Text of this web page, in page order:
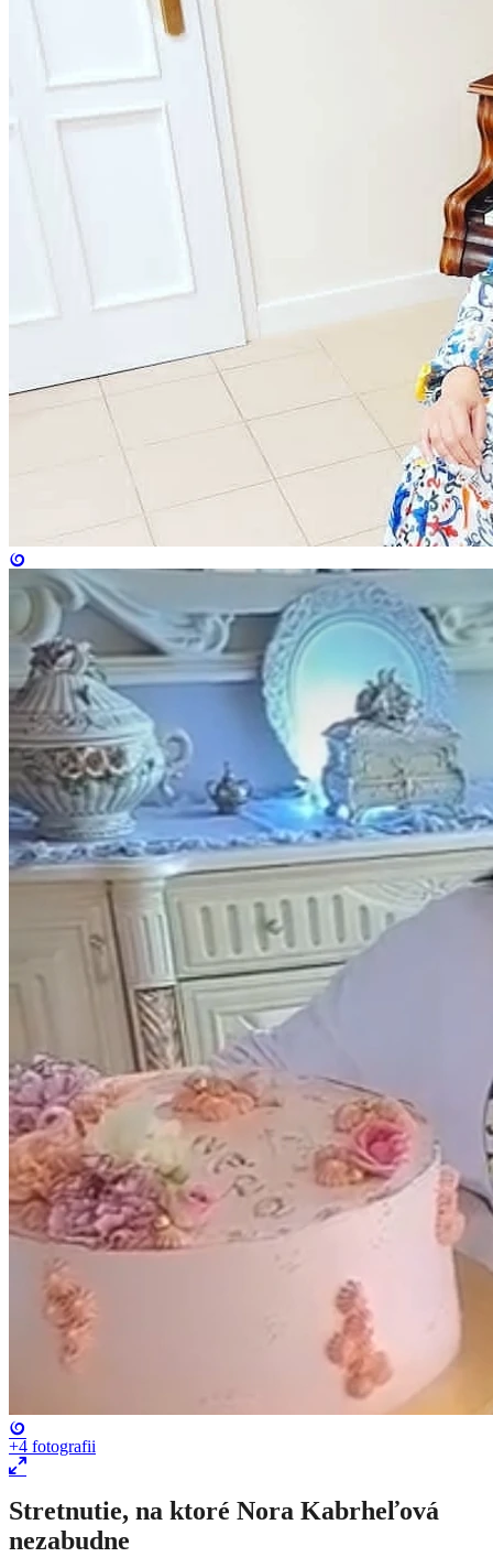
+4 fotografii
Stretnutie, na ktoré Nora Kabrheľová
nezabudne